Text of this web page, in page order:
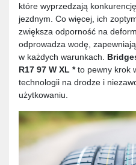
które wyprzedzają
jezdnym. Co więcej, ich
zwiększa odporność na
odprowadza wodę,
w każdych warunkach.
R17 97 W XL *to pewny krok
technologii na drodze i
użytkowaniu.